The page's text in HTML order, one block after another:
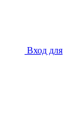
Вход для